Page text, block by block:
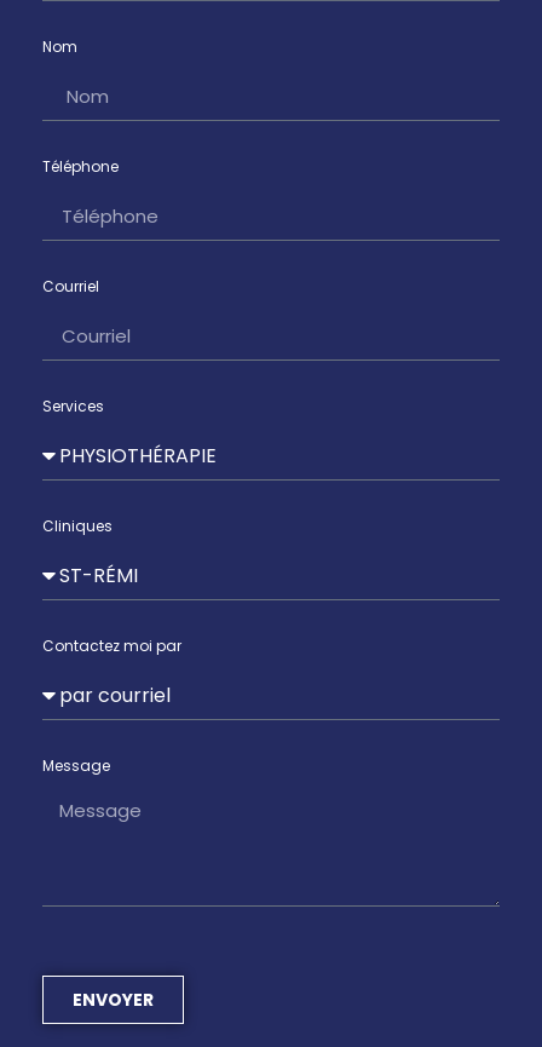
Nom
Téléphone
Courriel
Services
Cliniques
Contactez moi par
Message
ENVOYER